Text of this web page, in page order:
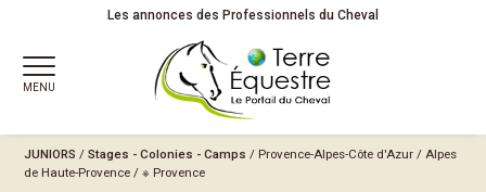
Les annonces des Professionnels du Cheval
MENU
JUNIORS /Stages - Colonies - Camps / Provence-Alpes-Côte d'Azur /Alpes
de Haute-Provence /※ Provence